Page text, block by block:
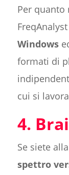
Per quanto
Windows
formati di
cui si
4.
Se siete
spettro